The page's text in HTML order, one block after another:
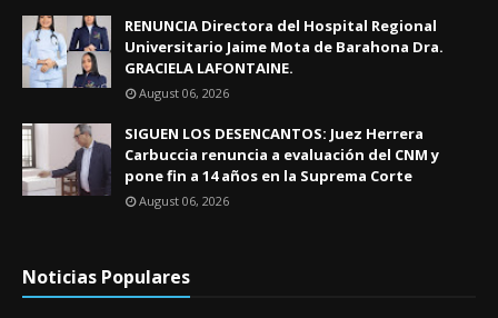
RENUNCIA Directora del Hospital Regional
Universitario Jaime Mota de Barahona Dra.
GRACIELA LAFONTAINE.
August 06, 2026
SIGUEN LOS DESENCANTOS: Juez Herrera
Carbuccia renuncia a evaluación del CNM y
pone fin a 14 años en la Suprema Corte
August 06, 2026
Noticias Populares